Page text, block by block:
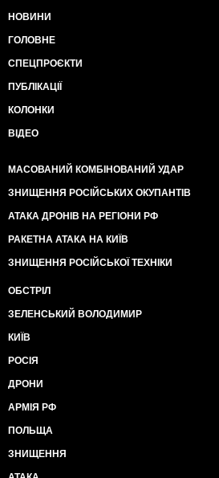
НОВИНИ
ГОЛОВНЕ
СПЕЦПРОЄКТИ
ПУБЛІКАЦІЇ
КОЛОНКИ
ВІДЕО
МАСОВАНИЙ КОМБІНОВАНИЙ УДАР
ЗНИЩЕННЯ РОСІЙСЬКИХ ОКУПАНТІВ
АТАКА ДРОНІВ НА РЕГІОНИ РФ
РАКЕТНА АТАКА НА КИЇВ
ЗНИЩЕННЯ РОСІЙСЬКОЇ ТЕХНІКИ
ОБСТРІЛ
ЗЕЛЕНСЬКИЙ ВОЛОДИМИР
КИЇВ
РОСІЯ
ДРОНИ
АРМІЯ РФ
ПОЛЬЩА
ЗНИЩЕННЯ